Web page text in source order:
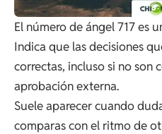
El número de ángel 717 es
Indica que las decisiones
correctas, incluso si no son
aprobación externa.
Suele aparecer cuando
comparas con el ritmo de